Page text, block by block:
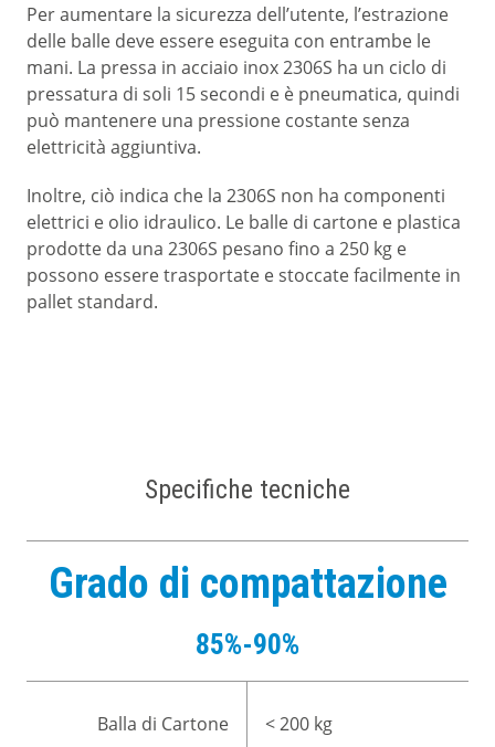
Per aumentare la sicurezza dell’utente, l’estrazione
delle balle deve essere eseguita con entrambe le
mani. La pressa in acciaio inox 2306S ha un ciclo di
pressatura di soli 15 secondi e è pneumatica, quindi
può mantenere una pressione costante senza
elettricità aggiuntiva.
Inoltre, ciò indica che la 2306S non ha componenti
elettrici e olio idraulico. Le balle di cartone e plastica
prodotte da una 2306S pesano fino a 250 kg e
possono essere trasportate e stoccate facilmente in
pallet standard.
Specifiche tecniche
Grado di compattazione
85%-90%
Balla di Cartone
< 200 kg